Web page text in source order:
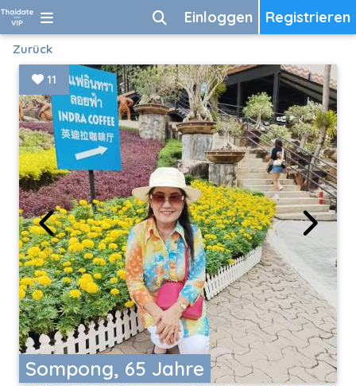
Registrieren
Einloggen
Zurück
Sompong, 65 Jahre
11